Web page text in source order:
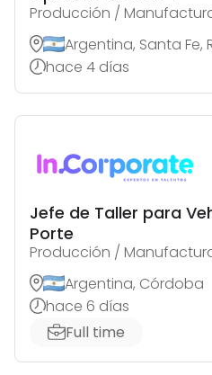
Producción /
Argentina, Santa Fe,
hace 4 días
Jefe de Taller para
Porte
Producción /
Argentina, Córdoba
hace 6 días
Full time